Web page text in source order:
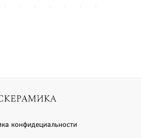
конфидециальности